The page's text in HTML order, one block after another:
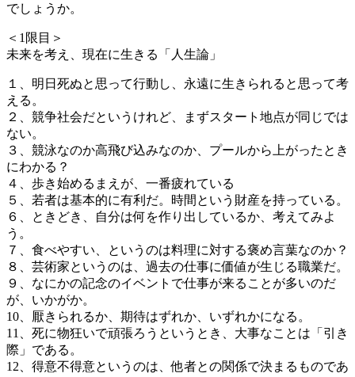
でしょうか。
＜1限目＞
未来を考え、現在に生きる「人生論」
１、明日死ぬと思って行動し、永遠に生きられると思って考
える。
２、競争社会だというけれど、まずスタート地点が同じでは
ない。
３、競泳なのか高飛び込みなのか、プールから上がったとき
にわかる？
４、歩き始めるまえが、一番疲れている
５、若者は基本的に有利だ。時間という財産を持っている。
６、ときどき、自分は何を作り出しているか、考えてみよ
う。
７、食べやすい、というのは料理に対する褒め言葉なのか？
８、芸術家というのは、過去の仕事に価値が生じる職業だ。
９、なにかの記念のイベントで仕事が来ることが多いのだ
が、いかがか。
10、厭きられるか、期待はずれか、いずれかになる。
11、死に物狂いで頑張ろうというとき、大事なことは「引き
際」である。
12、得意不得意というのは、他者との関係で決まるものであ